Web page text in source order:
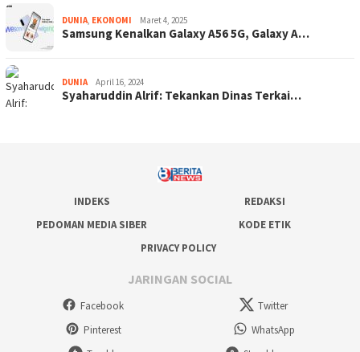
DUNIA, EKONOMI Maret 4, 2025
Samsung Kenalkan Galaxy A56 5G, Galaxy A…
DUNIA April 16, 2024
Syaharuddin Alrif: Tekankan Dinas Terkai…
INDEKS
REDAKSI
PEDOMAN MEDIA SIBER
KODE ETIK
PRIVACY POLICY
JARINGAN SOCIAL
Facebook
Twitter
Pinterest
WhatsApp